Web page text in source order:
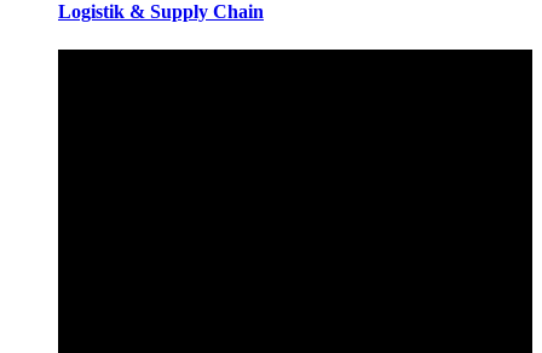
Logistik & Supply Chain